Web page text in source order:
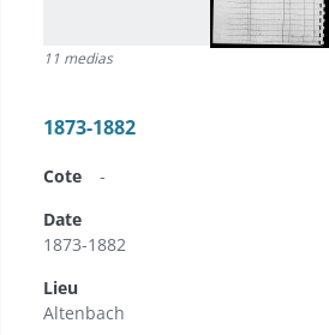
11 medias
1873-1882
Cote
-
Date
1873-1882
Lieu
Altenbach